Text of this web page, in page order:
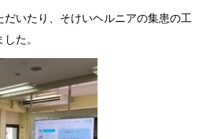
いたり、そけいヘルニアの集患の工
た。